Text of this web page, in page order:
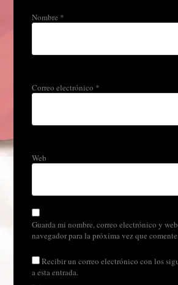
Nombre *
Correo electrónico *
Web
Guarda mi nombre, correo electrónico y
navegador para la próxima vez que
Recibir un correo electrónico con los
a esta entrada.